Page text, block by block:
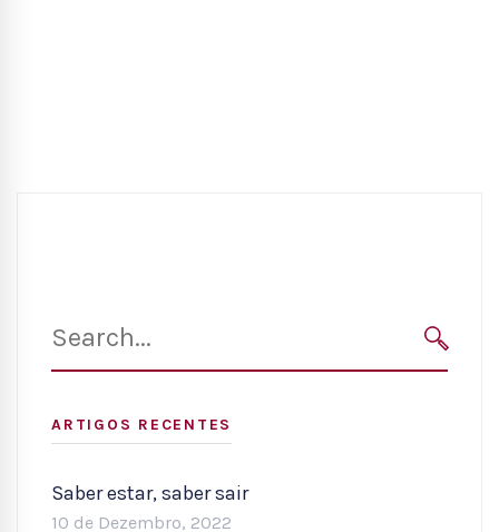
for:
ARTIGOS RECENTES
Saber estar, saber sair
10 de Dezembro, 2022